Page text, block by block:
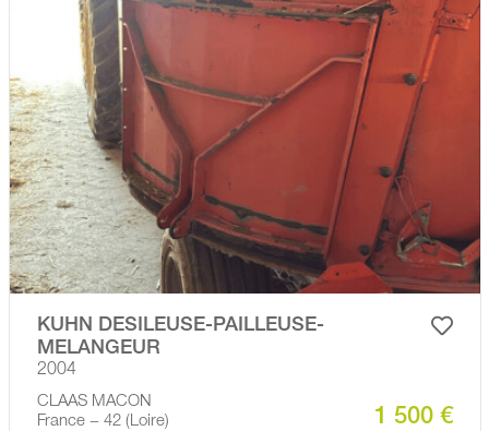
KUHN DESILEUSE-PAILLEUSE-
MELANGEUR
2004
CLAAS MACON
France − 42 (Loire)
1 500 €